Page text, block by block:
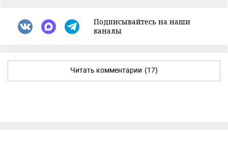
Подписывайтесь на наши
каналы
Читать комментарии (17)